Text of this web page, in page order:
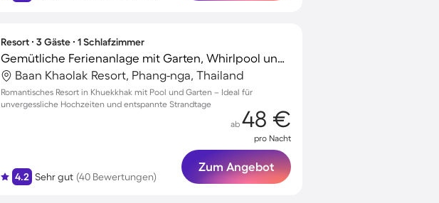
Resort ∙ 3 Gäste ∙ 1 Schlafzimmer
Gemütliche Ferienanlage mit Garten, Whirlpool und Grill | Gartenblick
Baan Khaolak Resort, Phang-nga, Thailand
Romantisches Resort in Khuekkhak mit Pool und Garten – Ideal für
unvergessliche Hochzeiten und entspannte Strandtage
4.2 Sehr gut (40 Bewertungen)
ab 48 €
pro Nacht
Zum Angebot